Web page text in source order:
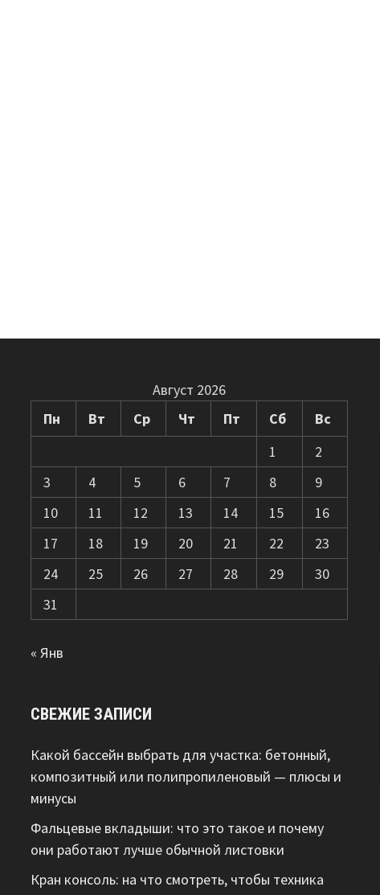
Август 2026
Пн
Вт Ср Чт Пт Сб
Вс
1
2
3
4 5 6 7 8
9
10
11 12 13 14 15
16
17
18 19 20 21 22
23
24
25 26 27 28 29
30
31
« Янв
СВЕЖИЕ ЗАПИСИ
Какой бассейн выбрать для участка: бетонный,
композитный или полипропиленовый — плюсы и
минусы
Фальцевые вкладыши: что это такое и почему
они работают лучше обычной листовки
Кран консоль: на что смотреть, чтобы техника